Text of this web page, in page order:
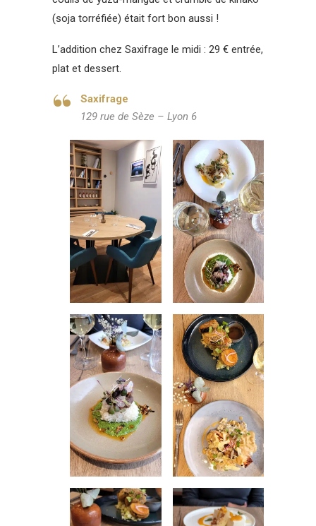
(soja torréfiée) était fort bon aussi !
L’addition chez Saxifrage le midi : 29 € entrée,
plat et dessert.
Saxifrage
129 rue de Sèze – Lyon 6